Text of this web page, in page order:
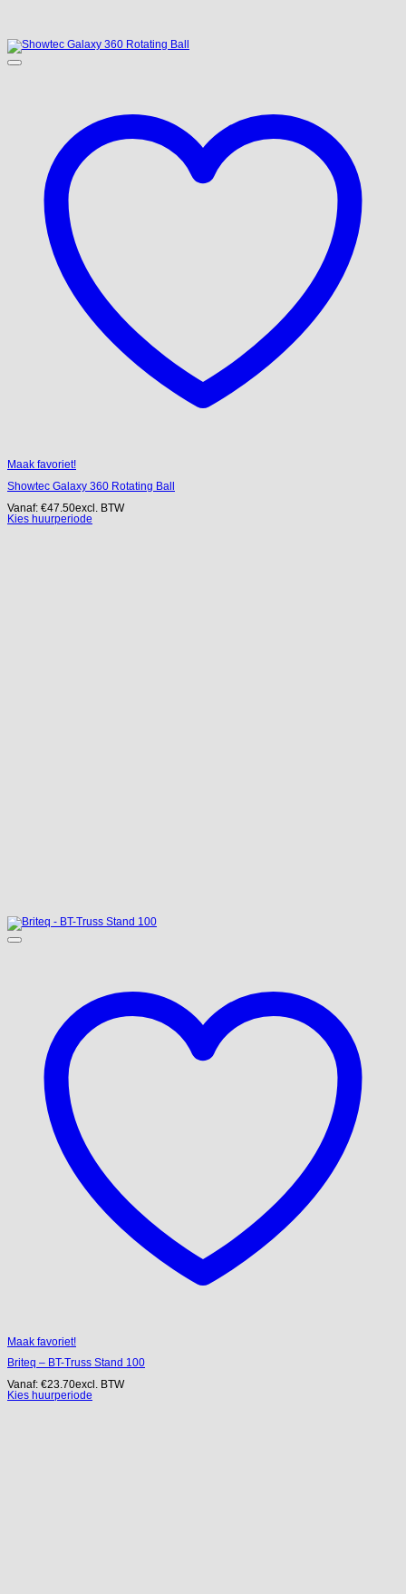
Maak favoriet!
Showtec Galaxy 360 Rotating Ball
Vanaf: €47.50excl. BTW
Kies huurperiode
Maak favoriet!
Briteq – BT-Truss Stand 100
Vanaf: €23.70excl. BTW
Kies huurperiode